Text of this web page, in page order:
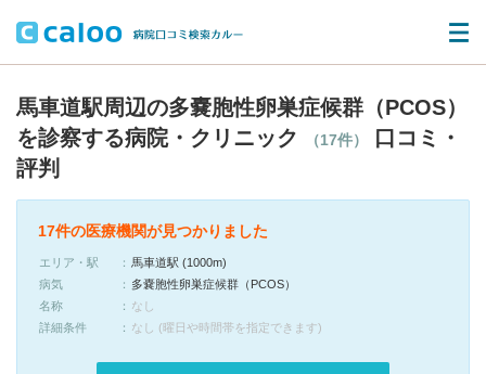
馬車道駅周辺の多嚢胞性卵巣症候群（PCOS）
を診察する病院・クリニック
（17件）
口コミ・
評判
17件の医療機関が見つかりました
エリア・駅
馬車道駅 (1000m)
病気
多嚢胞性卵巣症候群（PCOS）
名称
なし
詳細条件
なし (曜日や時間帯を指定できます)